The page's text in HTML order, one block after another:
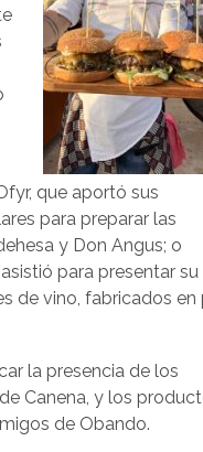
que aportó sus
para preparar las
y Don Angus; o
para presentar su
de vino, fabricados en
la presencia de los
Canena, y los
de Obando.